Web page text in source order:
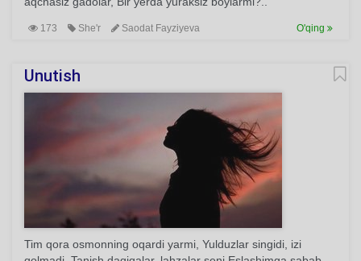
173 She'r Saodat Fayziyeva O'qing
Unutish
Tim qora osmonning oqardi yarmi, Yulduzlar singidi, izi